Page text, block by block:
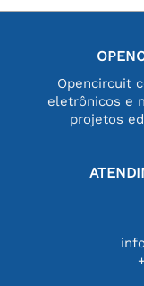
Opencircuit
eletrônicos e
projetos